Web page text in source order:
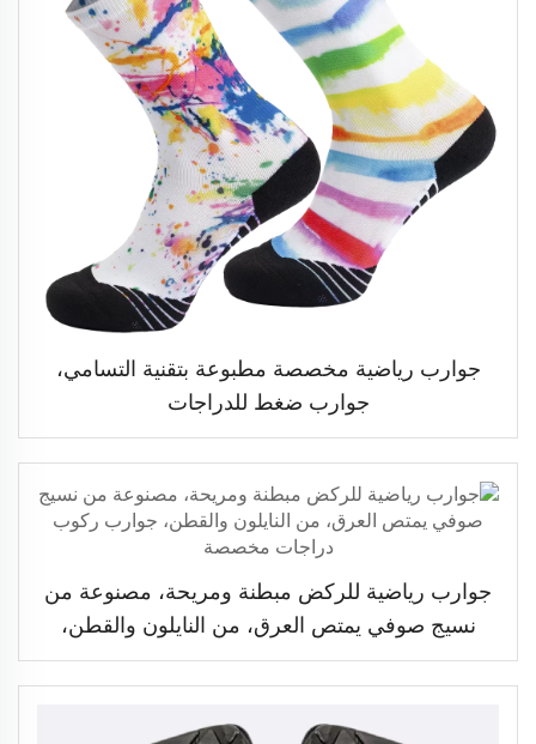
جوارب رياضية مخصصة مطبوعة بتقنية التسامي،
جوارب ضغط للدراجات
جوارب رياضية للركض مبطنة ومريحة، مصنوعة من
نسيج صوفي يمتص العرق، من النايلون والقطن،
جوارب ركوب دراجات مخصصة